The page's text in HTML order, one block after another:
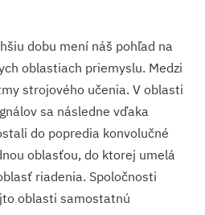
dobu mení náš pohľad na
oblastiach priemyslu. Medzi
strojového učenia. V oblasti
sa následne vďaka
do popredia konvolučné
oblasťou, do ktorej umelá
riadenia. Spoločnosti
oblasti samostatnú